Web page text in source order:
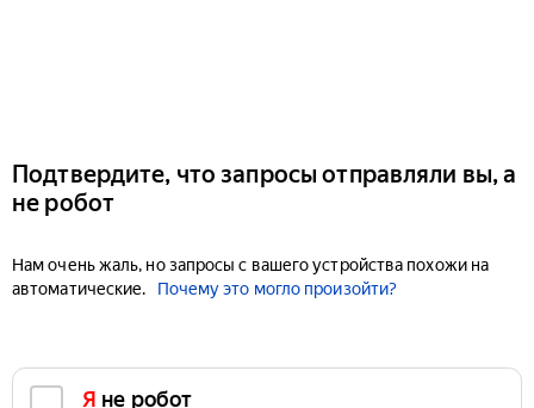
Подтвердите, что запросы отправляли вы, а
не робот
Нам очень жаль, но запросы с вашего устройства похожи на
автоматические.
Почему это могло произойти?
Я не робот